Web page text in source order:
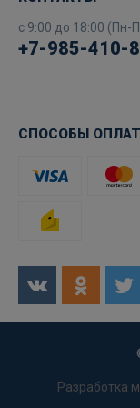
с 9:00 до 18:00 (Пн-
+7-985-410-
СПОСОБЫ
Разработка